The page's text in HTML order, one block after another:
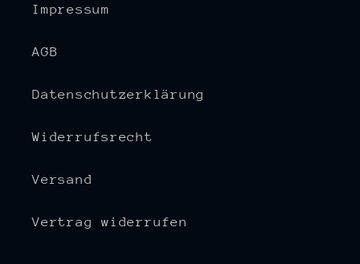
Impressum
AGB
Datenschutzerklärung
Widerrufsrecht
Versand
Vertrag widerrufen